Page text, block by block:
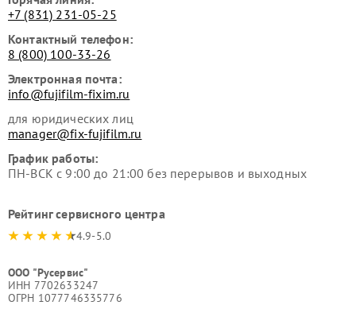
+7 (831) 231-05-25
Контактный телефон:
8 (800) 100-33-26
Электронная почта:
info@fujifilm-fixim.ru
для юридических лиц
manager@fix-fujifilm.ru
График работы:
ПН-ВСК с 9:00 до 21:00 без перерывов и выходных
Рейтинг сервисного центра
4.9-5.0
ООО "Русервис"
ИНН 7702633247
ОГРН 1077746335776